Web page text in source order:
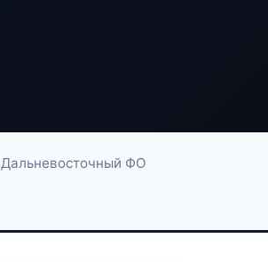
Дальневосточный ФО